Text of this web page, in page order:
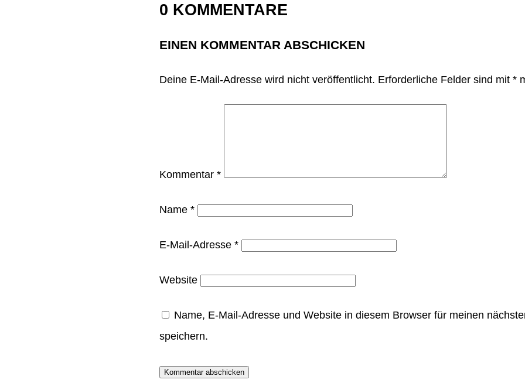
0 KOMMENTARE
EINEN KOMMENTAR ABSCHICKEN
Deine E-Mail-Adresse wird nicht veröffentlicht. Erforderliche Felder sind mit *
Kommentar *
Name *
E-Mail-Adresse *
Website
Name, E-Mail-Adresse und Website in diesem Browser für meinen
speichern.
Kommentar abschicken